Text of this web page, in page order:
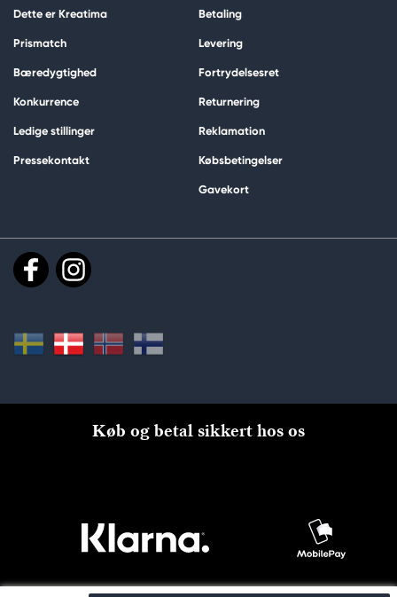
Dette er Kreatima
Prismatch
Bæredygtighed
Konkurrence
Ledige stillinger
Pressekontakt
Betaling
Levering
Fortrydelsesret
Returnering
Reklamation
Købsbetingelser
Gavekort
Køb og betal sikkert hos os